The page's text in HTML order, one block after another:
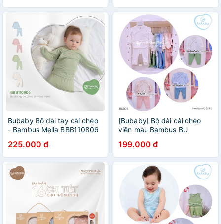
Bubaby Bộ dài tay cài chéo
- Bambus Mella BBB110806
225.000 đ
[Bubaby] Bộ dài cài chéo
viền màu Bambus BU
199.000 đ